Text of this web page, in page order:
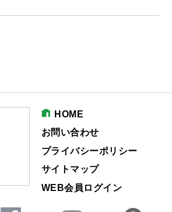
HOME
お問い合わせ
プライバシーポリシー
サイトマップ
WEB会員ログイン